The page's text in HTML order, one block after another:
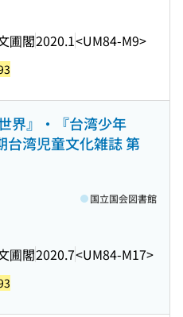
圃閣2020.1<UM84-M9>
界』・『台湾少年
台湾児童文化雑誌 第
圃閣2020.7<UM84-M17>
国立国会図書館